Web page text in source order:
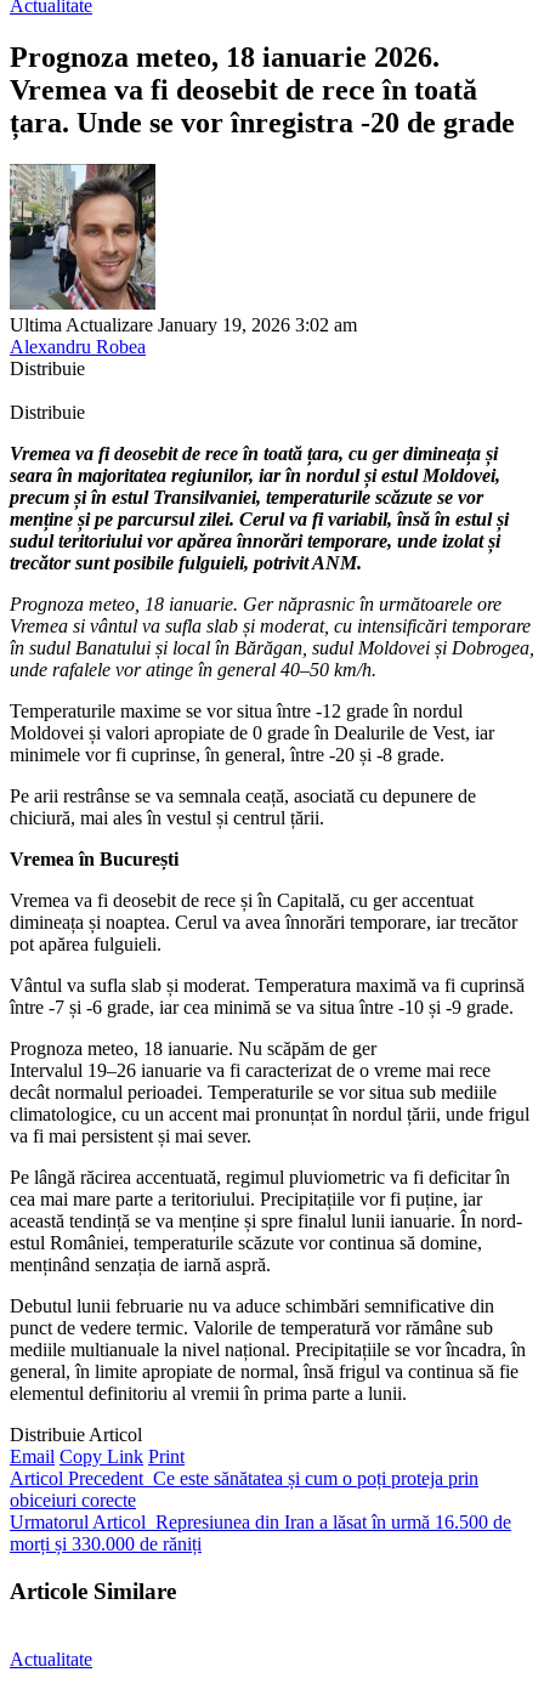
Actualitate
Prognoza meteo, 18 ianuarie 2026.
Vremea va fi deosebit de rece în toată
țara. Unde se vor înregistra -20 de grade
Ultima Actualizare January 19, 2026 3:02 am
Alexandru Robea
Distribuie
Distribuie
Vremea va fi deosebit de rece în toată țara, cu ger dimineața și
seara în majoritatea regiunilor, iar în nordul și estul Moldovei,
precum și în estul Transilvaniei, temperaturile scăzute se vor
menține și pe parcursul zilei. Cerul va fi variabil, însă în estul și
sudul teritoriului vor apărea înnorări temporare, unde izolat și
trecător sunt posibile fulguieli, potrivit ANM.
Prognoza meteo, 18 ianuarie. Ger năprasnic în următoarele ore
Vremea si vântul va sufla slab și moderat, cu intensificări temporare
în sudul Banatului și local în Bărăgan, sudul Moldovei și Dobrogea,
unde rafalele vor atinge în general 40–50 km/h.
Temperaturile maxime se vor situa între -12 grade în nordul
Moldovei și valori apropiate de 0 grade în Dealurile de Vest, iar
minimele vor fi cuprinse, în general, între -20 și -8 grade.
Pe arii restrânse se va semnala ceață, asociată cu depunere de
chiciură, mai ales în vestul și centrul țării.
Vremea în București
Vremea va fi deosebit de rece și în Capitală, cu ger accentuat
dimineața și noaptea. Cerul va avea înnorări temporare, iar trecător
pot apărea fulguieli.
Vântul va sufla slab și moderat. Temperatura maximă va fi cuprinsă
între -7 și -6 grade, iar cea minimă se va situa între -10 și -9 grade.
Prognoza meteo, 18 ianuarie. Nu scăpăm de ger
Intervalul 19–26 ianuarie va fi caracterizat de o vreme mai rece
decât normalul perioadei. Temperaturile se vor situa sub mediile
climatologice, cu un accent mai pronunțat în nordul țării, unde frigul
va fi mai persistent și mai sever.
Pe lângă răcirea accentuată, regimul pluviometric va fi deficitar în
cea mai mare parte a teritoriului. Precipitațiile vor fi puține, iar
această tendință se va menține și spre finalul lunii ianuarie. În nord-
estul României, temperaturile scăzute vor continua să domine,
menținând senzația de iarnă aspră.
Debutul lunii februarie nu va aduce schimbări semnificative din
punct de vedere termic. Valorile de temperatură vor rămâne sub
mediile multianuale la nivel național. Precipitațiile se vor încadra, în
general, în limite apropiate de normal, însă frigul va continua să fie
elementul definitoriu al vremii în prima parte a lunii.
Distribuie Articol
Email Copy Link Print
Articol Precedent Ce este sănătatea și cum o poți proteja prin
obiceiuri corecte
Urmatorul Articol Represiunea din Iran a lăsat în urmă 16.500 de
morți și 330.000 de răniți
Articole Similare
Actualitate